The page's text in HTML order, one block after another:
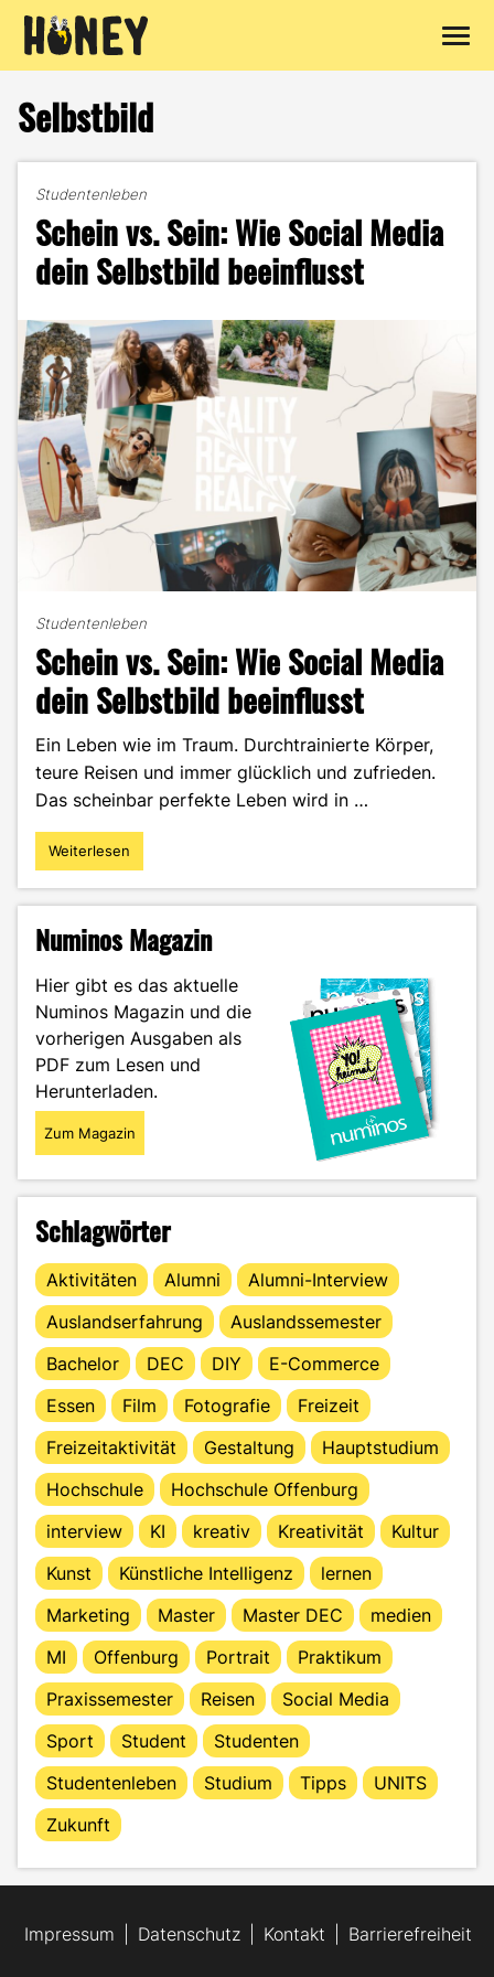
Inhalt
springen
Selbstbild
Studentenleben
Schein vs. Sein: Wie Social Media
dein Selbstbild beeinflusst
Studentenleben
Schein vs. Sein: Wie Social Media
dein Selbstbild beeinflusst
Ein Leben wie im Traum. Durchtrainierte Körper,
teure Reisen und immer glücklich und zufrieden.
Das scheinbar perfekte Leben wird in …
"Schein
vs.
Social
dein
Selbstbild
beeinflusst"
Weiterlesen
Numinos Magazin
Hier gibt es das aktuelle
Numinos Magazin und die
vorherigen Ausgaben als
PDF zum Lesen und
Herunterladen.
Zum Magazin
Schlagwörter
Aktivitäten Alumni
Alumni-Interview
Auslandserfahrung
Auslandssemester
Bachelor
DEC DIY
E-Commerce
Essen
Film Fotografie
Freizeit
Freizeitaktivität
Gestaltung
Hauptstudium
Hochschule
Hochschule Offenburg
interview
KI kreativ Kreativität
Kultur
Kunst
Künstliche Intelligenz
lernen
Marketing
Master Master DEC
medien
MI
Offenburg Portrait
Praktikum
Praxissemester
Reisen
Social Media
Sport
Student
Studenten
Studentenleben
Studium Tipps
UNITS
Zukunft
Impressum Datenschutz Kontakt Barrierefreiheit